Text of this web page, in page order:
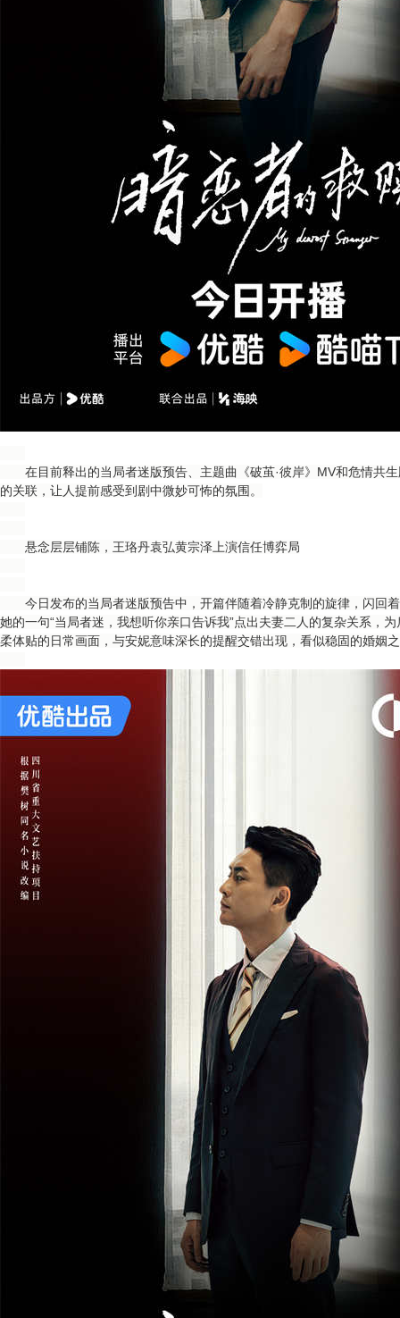
在目前释出的当局者迷版预告、主题曲《破茧·彼岸》MV和危情共
的关联，让人提前感受到剧中微妙可怖的氛围。
悬念层层铺陈，王珞丹袁弘黄宗泽上演信任博弈局
今日发布的当局者迷版预告中，开篇伴随着冷静克制的旋律，闪回
她的一句“当局者迷，我想听你亲口告诉我”点出夫妻二人的复杂关系，
柔体贴的日常画面，与安妮意味深长的提醒交错出现，看似稳固的婚姻